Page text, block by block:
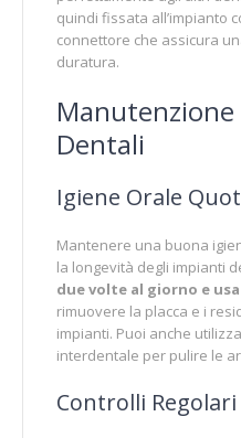
quindi fissata all’impianto
connettore che assicura
duratura.
Dentali
Igiene Orale
Mantenere una buona
la longevità degli impianti
due volte al giorno e
rimuovere la placca e i
impianti. Puoi anche
interdentale per pulire le
Controlli